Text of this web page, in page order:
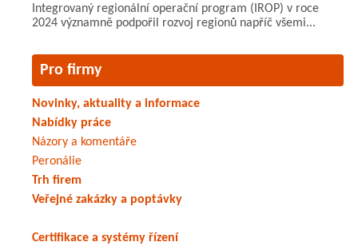
Integrovaný regionální operační program (IROP) v roce
2024 významně podpořil rozvoj regionů napříč všemi...
Pro firmy
Novinky, aktuality a informace
Nabídky práce
Názory a komentáře
Peronálie
Trh firem
Veřejné zakázky a poptávky
Certifikace a systémy řízení